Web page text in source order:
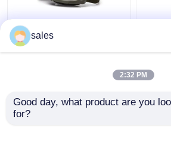
Protettivo UV degli anti
della nebbia occhiali di
militari della lente per il
con la
sales
2:32 PM
Good day, what product are you
for?